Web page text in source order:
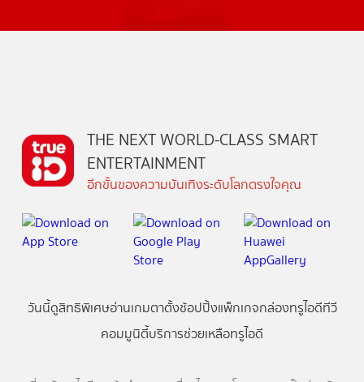
THE NEXT WORLD-CLASS SMART
ENTERTAINMENT
อีกขั้นของความบันเทิงระดับโลกตรงใจคุณ
วันนี้ดูสิทธิพิเศษอ่านเกมตาตั้งช้อปปิ้งแพ็กเกจกล่องทรูไอดีทีวี
คอมมูนิตี้บริการช่วยเหลือทรูไอดี